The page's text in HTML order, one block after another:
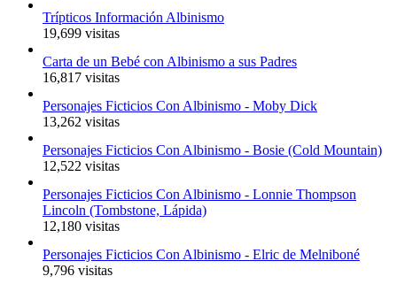
Trípticos Información Albinismo
19,699 visitas
Carta de un Bebé con Albinismo a sus Padres
16,817 visitas
Personajes Ficticios Con Albinismo - Moby Dick
13,262 visitas
Personajes Ficticios Con Albinismo - Bosie (Cold Mountain)
12,522 visitas
Personajes Ficticios Con Albinismo - Lonnie Thompson
Lincoln (Tombstone, Lápida)
12,180 visitas
Personajes Ficticios Con Albinismo - Elric de Melniboné
9,796 visitas